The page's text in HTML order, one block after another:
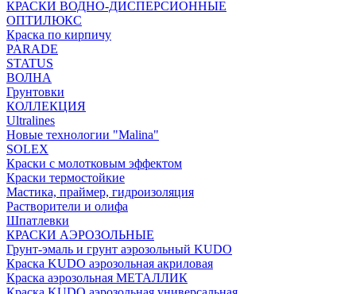
КРАСКИ ВОДНО-ДИСПЕРСИОННЫЕ
ОПТИЛЮКС
Краска по кирпичу
PARADE
STATUS
ВОЛНА
Грунтовки
КОЛЛЕКЦИЯ
Ultralines
Новые технологии "Malina"
SOLEX
Краски с молотковым эффектом
Краски термостойкие
Мастика, праймер, гидроизоляция
Растворители и олифа
Шпатлевки
КРАСКИ АЭРОЗОЛЬНЫЕ
Грунт-эмаль и грунт аэрозольный KUDO
Краска KUDO аэрозольная акриловая
Краска аэрозольная МЕТАЛЛИК